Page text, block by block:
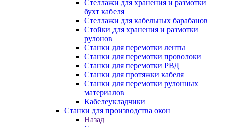
Стеллажи для хранения и размотки
бухт кабеля
Стеллажи для кабельных барабанов
Стойки для хранения и размотки
рулонов
Станки для перемотки ленты
Станки для перемотки проволоки
Станки для перемотки РВД
Станки для протяжки кабеля
Станки для перемотки рулонных
материалов
Кабелеукладчики
Станки для производства окон
Назад